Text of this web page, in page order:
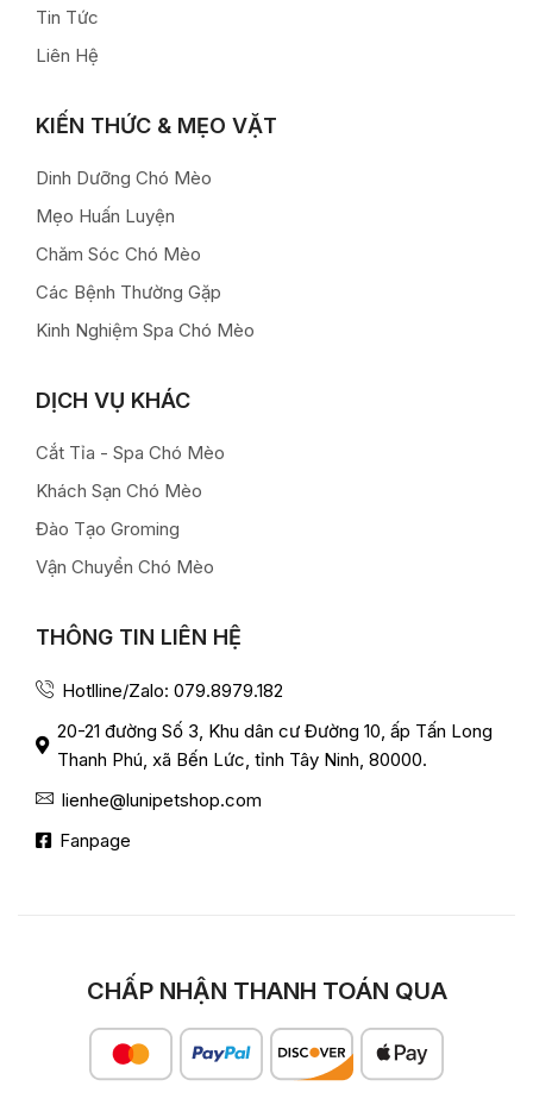
Tin Tức
Liên Hệ
KIẾN THỨC & MẸO VẶT
Dinh Dưỡng Chó Mèo
Mẹo Huấn Luyện
Chăm Sóc Chó Mèo
Các Bệnh Thường Gặp
Kinh Nghiệm Spa Chó Mèo
DỊCH VỤ KHÁC
Cắt Tỉa - Spa Chó Mèo
Khách Sạn Chó Mèo
Đào Tạo Groming
Vận Chuyển Chó Mèo
THÔNG TIN LIÊN HỆ
Hotlline/Zalo: 079.8979.182
20-21 đường Số 3, Khu dân cư Đường 10, ấp Tấn Long
Thanh Phú, xã Bến Lức, tỉnh Tây Ninh, 80000.
lienhe@lunipetshop.com
Fanpage
CHẤP NHẬN THANH TOÁN QUA